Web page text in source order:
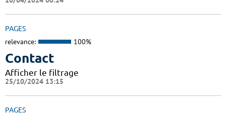
PAGES
relevance: 100%
Contact
Afficher le filtrage
25/10/2024 13:15
PAGES